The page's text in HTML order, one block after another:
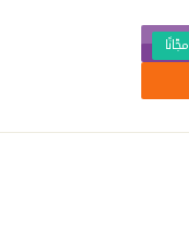
مجّانًا